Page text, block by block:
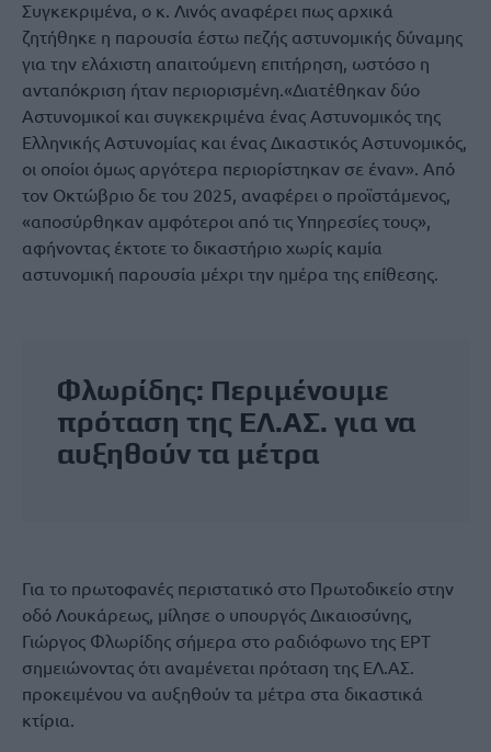
Συγκεκριμένα, ο κ. Λινός αναφέρει πως αρχικά
ζητήθηκε η παρουσία έστω πεζής αστυνομικής δύναμης
για την ελάχιστη απαιτούμενη επιτήρηση, ωστόσο η
ανταπόκριση ήταν περιορισμένη.«Διατέθηκαν δύο
Αστυνομικοί και συγκεκριμένα ένας Αστυνομικός της
Ελληνικής Αστυνομίας και ένας Δικαστικός Αστυνομικός,
οι οποίοι όμως αργότερα περιορίστηκαν σε έναν». Από
τον Οκτώβριο δε του 2025, αναφέρει ο προϊστάμενος,
«αποσύρθηκαν αμφότεροι από τις Υπηρεσίες τους»,
αφήνοντας έκτοτε το δικαστήριο χωρίς καμία
αστυνομική παρουσία μέχρι την ημέρα της επίθεσης.
Φλωρίδης: Περιμένουμε
πρόταση της ΕΛ.ΑΣ. για να
αυξηθούν τα μέτρα
Για το πρωτοφανές περιστατικό στο Πρωτοδικείο στην
οδό Λουκάρεως, μίλησε ο υπουργός Δικαιοσύνης,
Γιώργος Φλωρίδης σήμερα στο ραδιόφωνο της ΕΡΤ
σημειώνοντας ότι αναμένεται πρόταση της ΕΛ.ΑΣ.
προκειμένου να αυξηθούν τα μέτρα στα δικαστικά
κτίρια.